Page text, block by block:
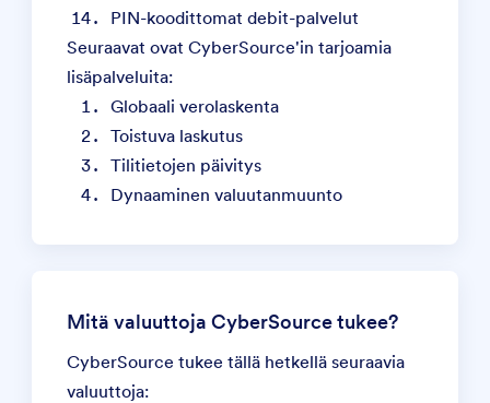
PIN-koodittomat debit-palvelut
Seuraavat ovat CyberSource'in tarjoamia
lisäpalveluita:
Globaali verolaskenta
Toistuva laskutus
Tilitietojen päivitys
Dynaaminen valuutanmuunto
Mitä valuuttoja CyberSource tukee?
CyberSource tukee tällä hetkellä seuraavia
valuuttoja: